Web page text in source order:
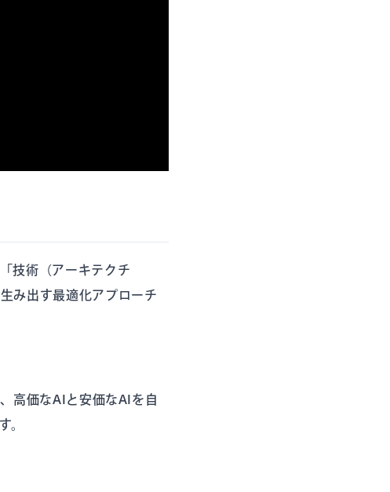
技術（アーキテクチ
み出す最適化アプローチ
高価なAIと安価なAIを自